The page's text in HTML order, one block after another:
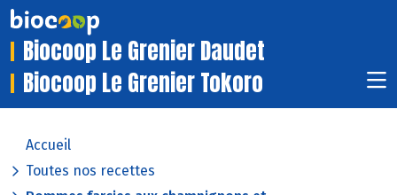
Biocoop Le Grenier Daudet
Biocoop Le Grenier Tokoro
Accueil
Toutes nos recettes